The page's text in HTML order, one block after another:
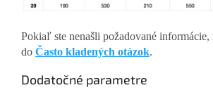
Pokiaľ ste nenašli požadované informácie,
do Často kladených otázok.
Dodatočné parametre